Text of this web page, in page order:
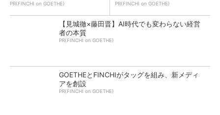
PR(FINCHI on GOETHE) PR(FINCHI on GOETHE)
【見城徹×藤田晋】AI時代でも変わらない経営
者の本質
PR(FINCHI on GOETHE)
GOETHEとFINCHIがタッグを組み、新メディ
アを創設
PR(FINCHI on GOETHE)